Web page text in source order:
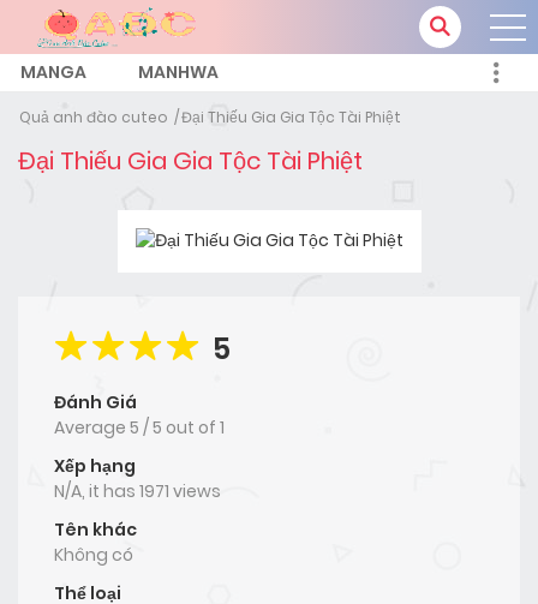
MANGA MANHWA
Quả anh đào cuteo Đại Thiếu Gia Gia Tộc Tài Phiệt
Đại Thiếu Gia Gia Tộc Tài Phiệt
5
Đánh Giá
Average 5 /5 out of 1
Xếp hạng
N/A, it has 1971 views
Tên khác
Không có
Thể loại